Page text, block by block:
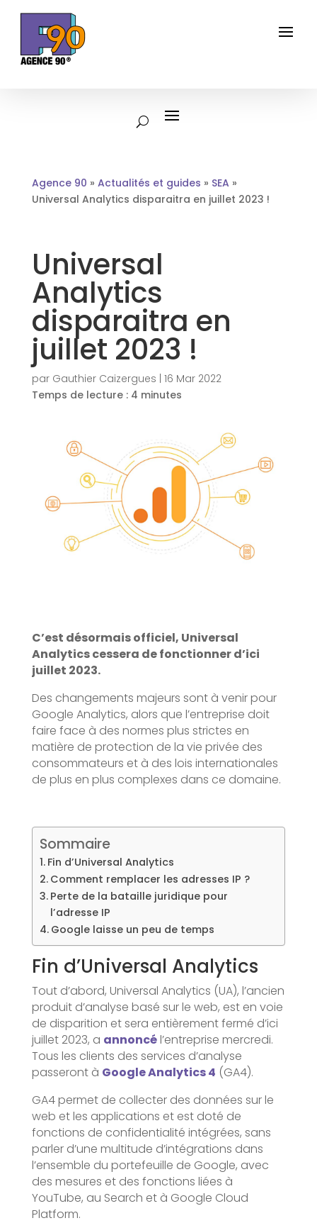
Agence 90 » Actualités et guides » SEA »
Universal Analytics disparaitra en juillet 2023 !
Universal
Analytics
disparaitra en
juillet 2023 !
par Gauthier Caizergues 16 Mar 2022
Temps de lecture : 4 minutes
C’est désormais officiel, Universal
Analytics cessera de fonctionner d’ici
juillet 2023.
Des changements majeurs sont à venir pour
Google Analytics, alors que l’entreprise doit
faire face à des normes plus strictes en
matière de protection de la vie privée des
consommateurs et à des lois internationales
de plus en plus complexes dans ce domaine.
Sommaire
Fin d’Universal Analytics
Comment remplacer les adresses IP ?
Perte de la bataille juridique pour
l’adresse IP
Google laisse un peu de temps
Fin d’Universal Analytics
Tout d’abord, Universal Analytics (UA), l’ancien
produit d’analyse basé sur le web, est en voie
de disparition et sera entièrement fermé d’ici
juillet 2023, a annoncél’entreprise mercredi.
Tous les clients des services d’analyse
passeront à Google Analytics 4 (GA4).
GA4 permet de collecter des données sur le
web et les applications et est doté de
fonctions de confidentialité intégrées, sans
parler d’une multitude d’intégrations dans
l’ensemble du portefeuille de Google, avec
des mesures et des fonctions liées à
YouTube, au Search et à Google Cloud
Platform.